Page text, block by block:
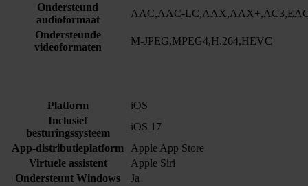
Ondersteund
audioformaat
AAC,AAC-
Ondersteunde
videoformaten
M-JPEG,MPEG4,H.264,HEVC
Platform
iOS
Inclusief
besturingssysteem
iOS 17
App-distributieplatform
Apple App Store
Virtuele assistent
Apple Siri
Ondersteunt Windows
Ja